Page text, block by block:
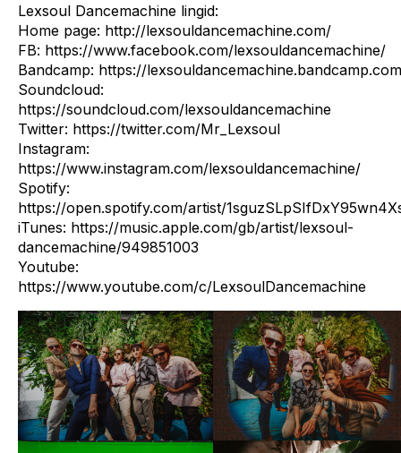
Lexsoul Dancemachine lingid:
Home page: http://lexsouldancemachine.com/
FB: https://www.facebook.com/lexsouldancemachine/
Bandcamp: https://
Soundcloud:
https://soundcloud.com/lexsouldancemachine
Twitter: https://twitter.com/Mr_Lexsoul
Instagram:
https://www.instagram.com/lexsouldancemachine/
Spotify:
https://open.spotify.com/artist/
iTunes: https://music.apple.com/gb/artist/lexsoul-
dancemachine/949851003
Youtube:
https://www.youtube.com/c/LexsoulDancemachine